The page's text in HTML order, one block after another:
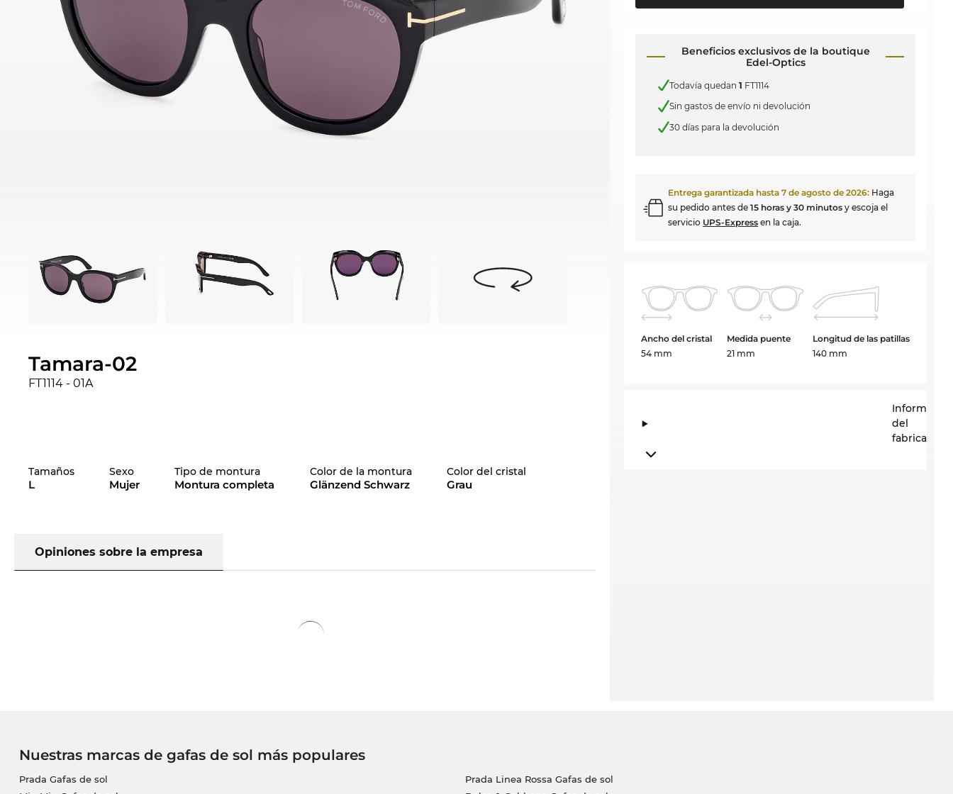
Tamara-02
FT1114 - 01A
Tamaños
L
Sexo
Mujer
Tipo de montura
Montura completa
Color de la montura
Glänzend Schwarz
Color del cristal
Grau
Opiniones sobre la empresa
Beneficios exclusivos de la boutique
Edel-Optics
Todavía quedan1 FT1114
Sin gastos de envío ni devolución
30 días para la devolución
Entrega garantizada hasta7 de agosto de 2026: Haga
su pedido antes de15 horas y 30 minutos y escoja el
servicio UPS-Express en la caja.
Ancho del cristal
54 mm
Medida puente
21 mm
Longitud de las patillas
140 mm
del
fabricante
Nuestras marcas de gafas de sol más populares
Prada Gafas de sol
Prada Linea Rossa Gafas de sol